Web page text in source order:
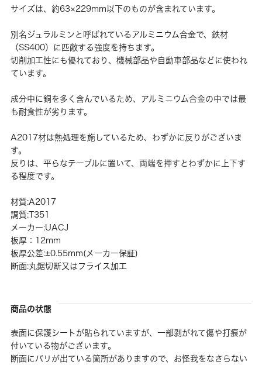
サイズは、約63×229mm以下のものが含まれています。
別名ジュラルミンと呼ばれているアルミニウム合金で、鉄材
（SS400）に匹敵する強度を持ちます。
切削加工性にも優れており、機械部品や自動車部品などに使われ
ています。
成分中に銅を多く含んでいるため、アルミニウム合金の中では最
も耐食性が劣ります。
A2017材は熱処理を施しているため、わずかに反りがございま
す。
反りは、平らなテーブルに置いて、両端を押すとわずかに上下す
る程度です。
材質:A2017
調質:T351
メーカー:UACJ
板厚：12mm
板厚公差:±0.55mm(メーカー保証)
断面:丸鋸切断又はフライス加工
商品の状態
表面に保護シートが貼られていますが、一部剥がれて傷や打痕が
付いている物がございます。
断面にバリが出ている箇所がありますので、お怪我をなさらない